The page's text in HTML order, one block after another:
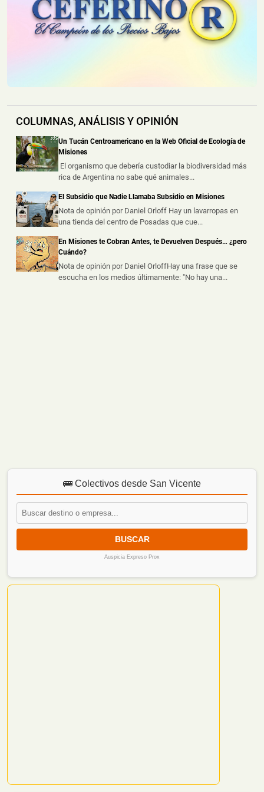
Montecarlo: Controlaron un Principio de Incendio en
un Camión sobre la Ruta Nacional 12
📅 4 ago 2026
Una vivienda fue destruida por un incendio durante la
madrugada de este martes s...
Hallaron un Auto Despistado sobre la Ruta 14 y
Aires
📅 3 ago 2026
había sido abandonado tras un ...
COLUMNAS, ANÁLISIS Y OPINIÓN
Un Tucán Centroamericano en la Web Oficial de Ecología de
Misiones
El organismo que debería custodiar la biodiversidad más
rica de Argentina no sabe qué animales...
El Subsidio que Nadie Llamaba Subsidio en Misiones
Nota de opinión por Daniel Orloff Hay un lavarropas en
una tienda del centro de Posadas que cue...
En Misiones te Cobran Antes, te Devuelven Después… ¿pero
Cuándo?
Nota de opinión por Daniel OrloffHay una frase que se
escucha en los medios últimamente: "No hay una...
🚌 Colectivos desde San Vicente
BUSCAR
Auspicia Expreso Prox